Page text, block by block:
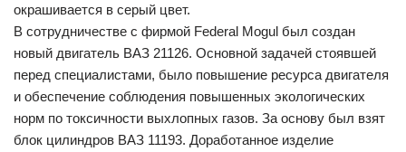
окрашивается в серый цвет.
В сотрудничестве с фирмой Federal Mogul был создан
новый двигатель ВАЗ 21126. Основной задачей стоявшей
перед специалистами, было повышение ресурса двигателя
и обеспечение соблюдения повышенных экологических
норм по токсичности выхлопных газов. За основу был взят
блок цилиндров ВАЗ 11193. Доработанное изделие